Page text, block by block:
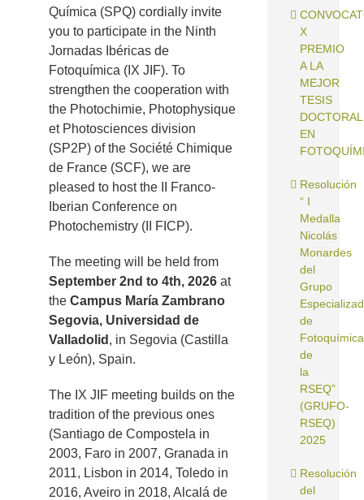
Química (SPQ) cordially invite
you to participate in the Ninth
Jornadas Ibéricas de
Fotoquímica (IX JIF). To
strengthen the cooperation with
the Photochimie, Photophysique
et Photosciences division
(SP2P) of the Société Chimique
de France (SCF), we are
pleased to host the II Franco-
Iberian Conference on
Photochemistry (II FICP).
The meeting will be held from
September 2nd to 4th, 2026 at
the Campus María Zambrano
Segovia, Universidad de
Valladolid , in Segovia (Castilla
y León), Spain.
The IX JIF meeting builds on the
tradition of the previous ones
(Santiago de Compostela in
2003, Faro in 2007, Granada in
2011, Lisbon in 2014, Toledo in
2016, Aveiro in 2018, Alcalá de
X
PREMIO
A LA
MEJOR
TESIS
DOCTORAL
EN
Resolución
“ I
Medalla
Nicolás
Monardes
del
Grupo
de
Fotoquímica
de
la
RSEQ”
(GRUFO-
RSEQ)
2025
Resolución
del